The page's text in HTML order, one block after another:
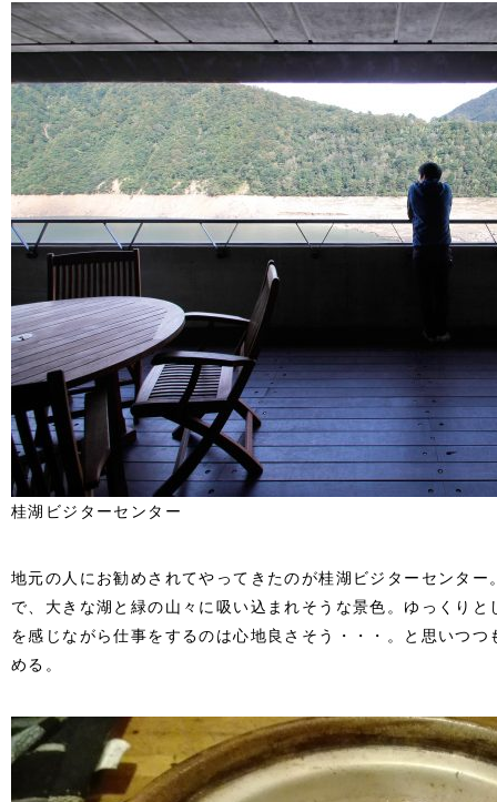
桂湖ビジターセンター
地元の人にお勧めされてやってきたのが桂湖ビジターセンタ
で、大きな湖と緑の山々に吸い込まれそうな景色。ゆっくり
を感じながら仕事をするのは心地良さそう・・・。と思いつ
める。